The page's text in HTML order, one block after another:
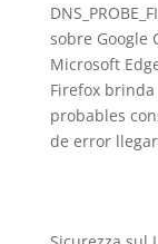
sobre Google
Microsoft
Firefox
probables
de error